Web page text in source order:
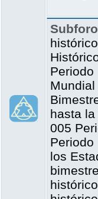
Periodo
hasta
005
Periodo
los